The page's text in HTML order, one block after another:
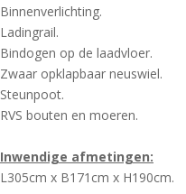
Binnenverlichting.
Ladingrail.
Bindogen op de laadvloer.
Zwaar opklapbaar neuswiel.
Steunpoot.
RVS bouten en moeren.
Inwendige afmetingen:
L305cm x B171cm x H190cm.